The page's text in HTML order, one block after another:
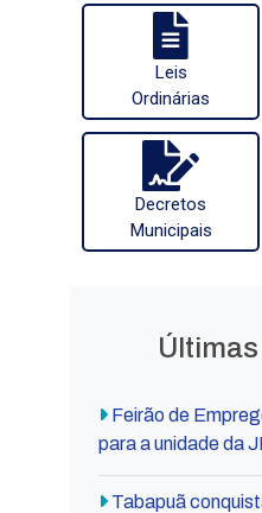
Leis
Ordinárias
Decretos
Municipais
Feirão de
para a unidade da
Tabapuã